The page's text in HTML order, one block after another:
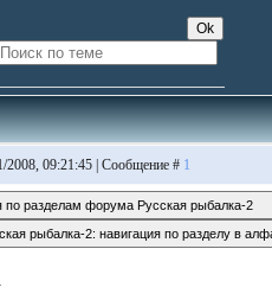
2008, 09:21:45 | Сообщение # 1